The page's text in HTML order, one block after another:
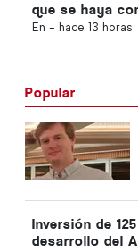
que se haya
En - hace 13 horas
Popular
Inversión de
desarrollo del